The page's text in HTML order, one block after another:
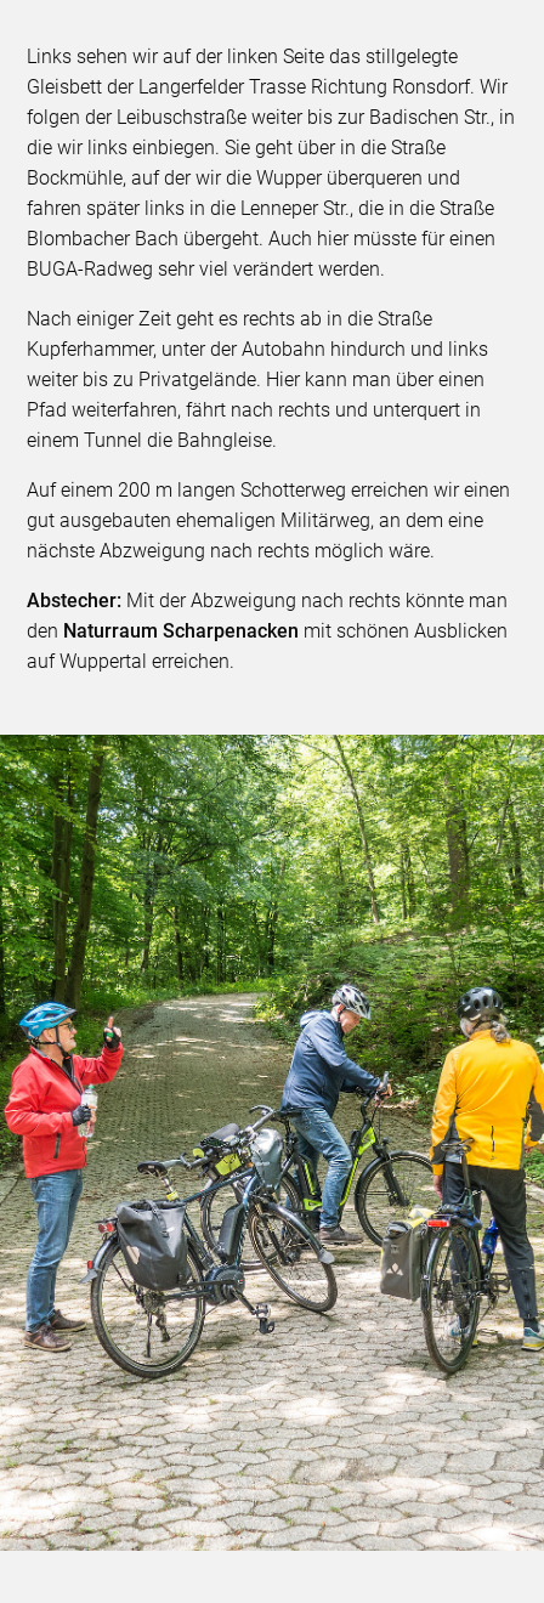
Links sehen wir auf der linken Seite das stillgelegte
Gleisbett der Langerfelder Trasse Richtung Ronsdorf. Wir
folgen der Leibuschstraße weiter bis zur Badischen Str., in
die wir links einbiegen. Sie geht über in die Straße
Bockmühle, auf der wir die Wupper überqueren und
fahren später links in die Lenneper Str., die in die Straße
Blombacher Bach übergeht. Auch hier müsste für einen
BUGA-Radweg sehr viel verändert werden.
Nach einiger Zeit geht es rechts ab in die Straße
Kupferhammer, unter der Autobahn hindurch und links
weiter bis zu Privatgelände. Hier kann man über einen
Pfad weiterfahren, fährt nach rechts und unterquert in
einem Tunnel die Bahngleise.
Auf einem 200 m langen Schotterweg erreichen wir einen
gut ausgebauten ehemaligen Militärweg, an dem eine
nächste Abzweigung nach rechts möglich wäre.
Abstecher: Mit der Abzweigung nach rechts könnte man
den Naturraum Scharpenacken mit schönen Ausblicken
auf Wuppertal erreichen.